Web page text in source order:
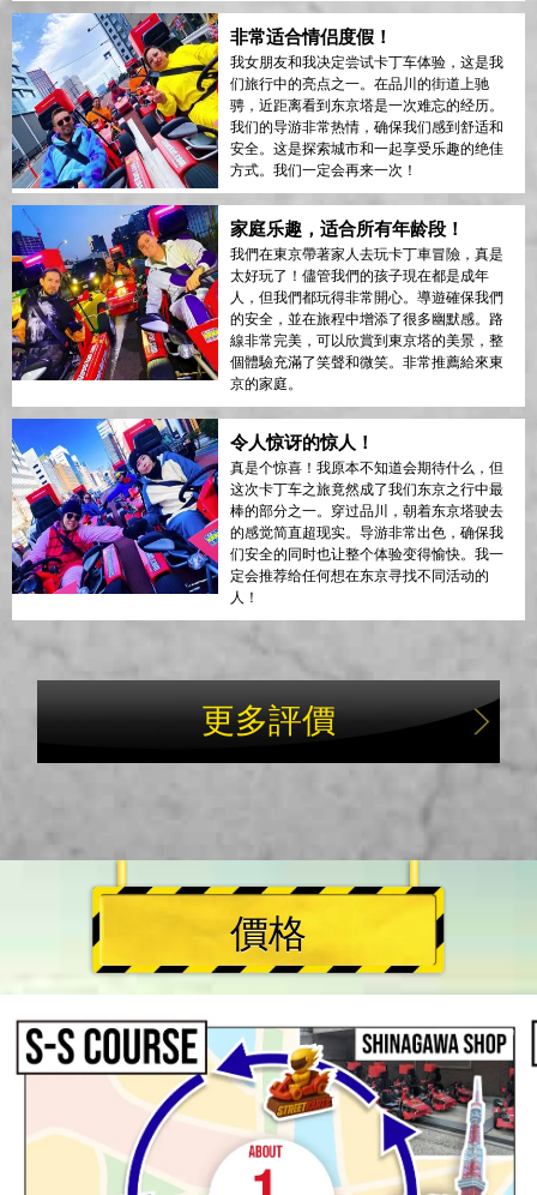
非常适合情侣度假！
我女朋友和我决定尝试卡丁车体验，这是我
们旅行中的亮点之一。在品川的街道上驰
骋，近距离看到东京塔是一次难忘的经历。
我们的导游非常热情，确保我们感到舒适和
安全。这是探索城市和一起享受乐趣的绝佳
方式。我们一定会再来一次！
家庭乐趣，适合所有年龄段！
我們在東京帶著家人去玩卡丁車冒險，真是
太好玩了！儘管我們的孩子現在都是成年
人，但我們都玩得非常開心。導遊確保我們
的安全，並在旅程中增添了很多幽默感。路
線非常完美，可以欣賞到東京塔的美景，整
個體驗充滿了笑聲和微笑。非常推薦給來東
京的家庭。
令人惊讶的惊人！
真是个惊喜！我原本不知道会期待什么，但
这次卡丁车之旅竟然成了我们东京之行中最
棒的部分之一。穿过品川，朝着东京塔驶去
的感觉简直超现实。导游非常出色，确保我
们安全的同时也让整个体验变得愉快。我一
定会推荐给任何想在东京寻找不同活动的
人！
更多評價
價格